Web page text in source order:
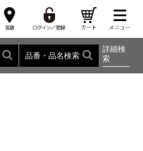
品番・品名検索
詳細検
索